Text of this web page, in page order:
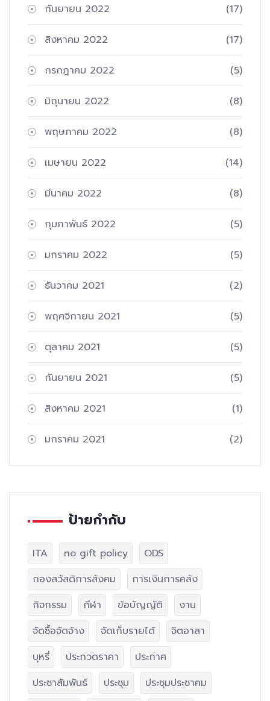
กันยายน 2022 (17)
สิงหาคม 2022 (17)
กรกฎาคม 2022 (5)
มิถุนายน 2022 (8)
พฤษภาคม 2022 (8)
เมษายน 2022 (14)
มีนาคม 2022 (8)
กุมภาพันธ์ 2022 (5)
มกราคม 2022 (5)
ธันวาคม 2021 (2)
พฤศจิกายน 2021 (5)
ตุลาคม 2021 (5)
กันยายน 2021 (5)
สิงหาคม 2021 (1)
มกราคม 2021 (2)
ป้ายกำกับ
ITA no gift policy
ODS
กองสวัสดิการสังคม
การเงินการคลัง
กิจกรรม
กีฬา ข้อบัญญัติ
งาน
จัดซื้อจัดจ้าง
จัดเก็บรายได้
จิตอาสา
บุหรี่
ประกวดราคา
ประกาศ
ประชาสัมพันธ์
ประชุม
ประชุมประชาคม